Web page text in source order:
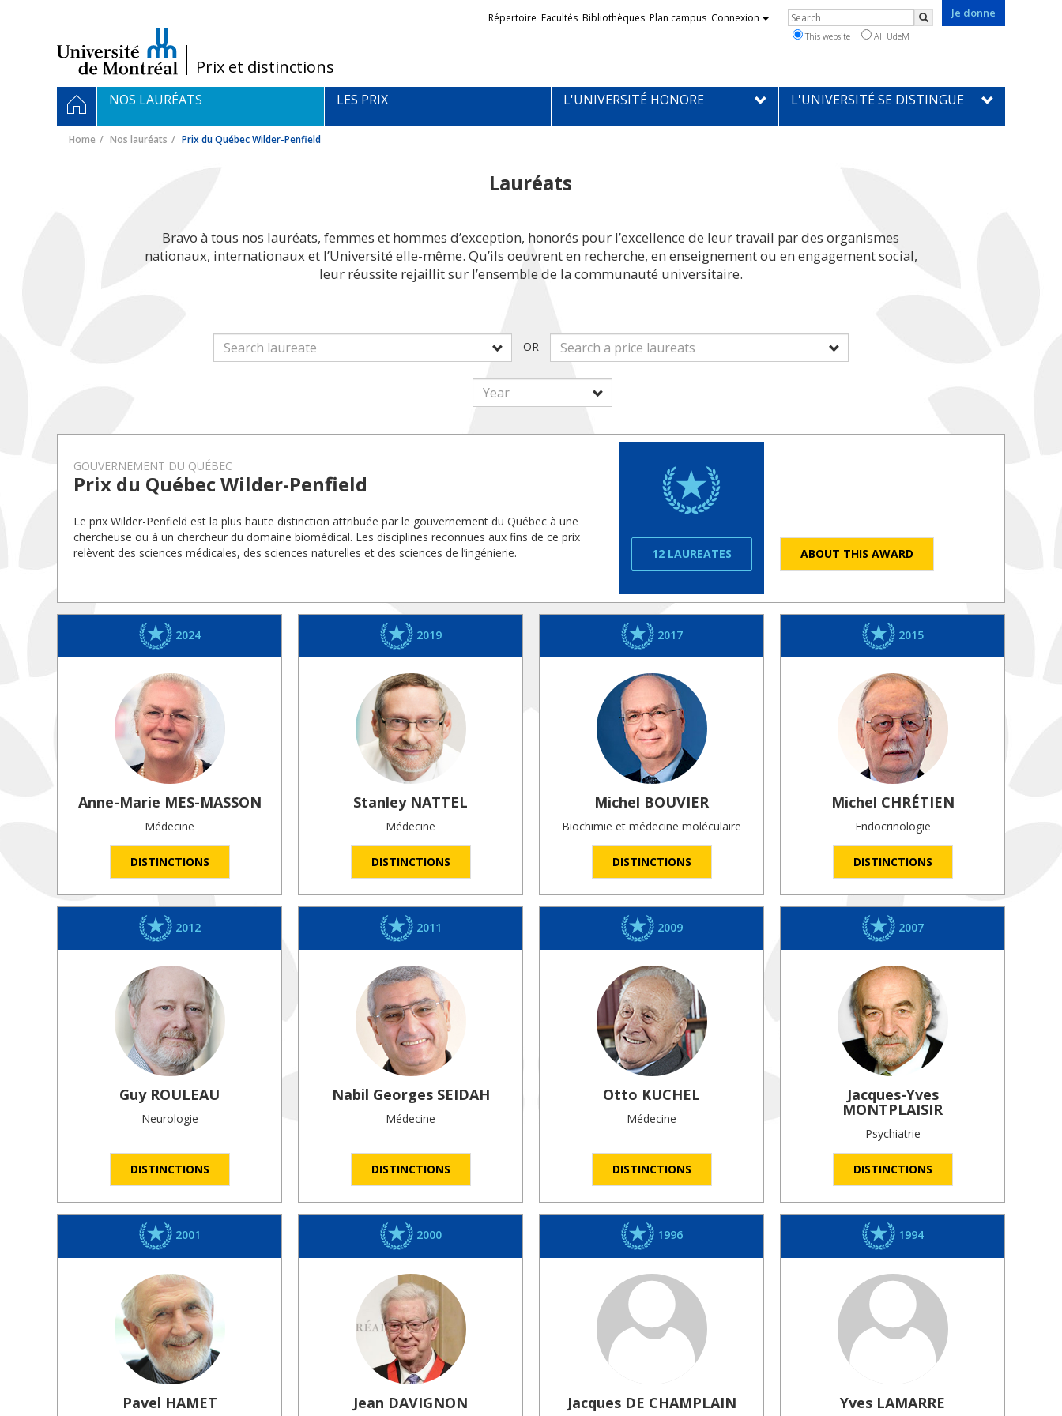
/Prix et distinctions
Je donne
Liens
externes
Répertoire Facultés Bibliothèques Plan campus Connexion Rechercher
Search
This website All UdeM
Navigation
principale
HOMENOS LAURÉATS LES PRIX L'UNIVERSITÉ HONORE L'UNIVERSITÉ SE DISTINGUE
Home Nos lauréats Prix du Québec Wilder-Penfield
Lauréats
Bravo à tous nos lauréats, femmes et hommes d’exception, honorés pour l’excellence de leur travail par des organismes
nationaux, internationaux et l’Université elle-même. Qu’ils oeuvrent en recherche, en enseignement ou en engagement social,
leur réussite rejaillit sur l’ensemble de la communauté universitaire.
OR
GOUVERNEMENT DU QUÉBEC
Prix du Québec Wilder-Penfield
Le prix Wilder-Penfield est la plus haute distinction attribuée par le gouvernement du Québec à une
chercheuse ou à un chercheur du domaine biomédical. Les disciplines reconnues aux fins de ce prix
relèvent des sciences médicales, des sciences naturelles et des sciences de l’ingénierie.
12 LAUREATES ABOUT THIS AWARD
2024
Anne-Marie MES-MASSON
Médecine
DISTINCTIONS
2019
Stanley NATTEL
Médecine
DISTINCTIONS
2017
Michel BOUVIER
Biochimie et médecine moléculaire
DISTINCTIONS
2015
Michel CHRÉTIEN
Endocrinologie
DISTINCTIONS
2012
Guy ROULEAU
Neurologie
DISTINCTIONS
2011
Nabil Georges SEIDAH
Médecine
DISTINCTIONS
2009
Otto KUCHEL
Médecine
DISTINCTIONS
2007
Jacques-Yves
MONTPLAISIR
Psychiatrie
DISTINCTIONS
2001
Pavel HAMET
2000
Jean DAVIGNON
1996
Jacques DE CHAMPLAIN
1994
Yves LAMARRE